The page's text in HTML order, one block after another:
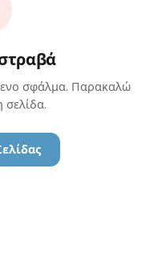
σφάλμα. Παρακαλώ
σελίδα.